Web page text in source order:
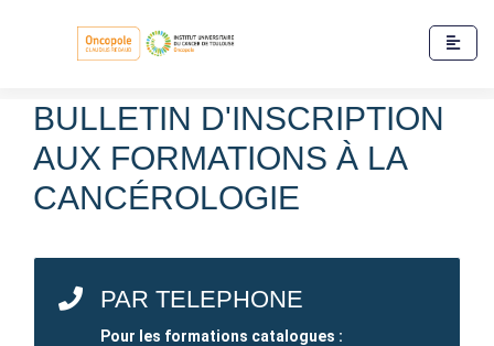
BULLETIN D'INSCRIPTION
AUX FORMATIONS À LA
CANCÉROLOGIE
PAR TELEPHONE
Pour les formations catalogues :